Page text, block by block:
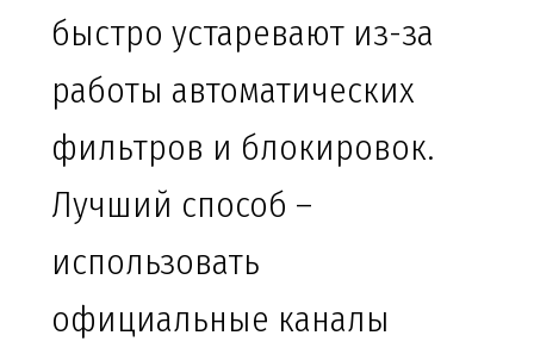
быстро устаревают из-за
работы автоматических
фильтров и блокировок.
Лучший способ –
использовать
официальные каналы